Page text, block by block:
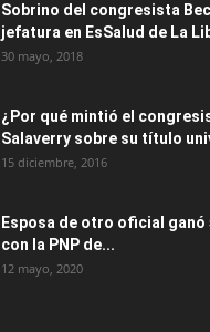
Sobrino del congresista
jefatura en EsSalud de La
30 mayo, 2018
¿Por qué mintió el
Salaverry sobre su título
15 diciembre, 2016
Esposa de otro oficial
con la PNP de...
12 mayo, 2020